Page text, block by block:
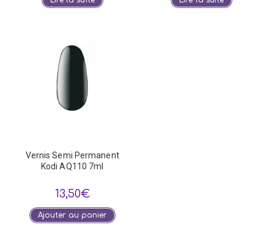
Vernis Semi Permanent
Kodi AQ110 7ml
13,50€
Ajouter au panier